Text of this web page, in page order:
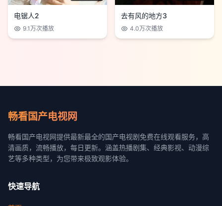
电锯人2
9.1万次播放
去有风的地方3
4.0万次播放
畅看国产电视网
畅看国产电视网提供最新最全的国产电视剧免费在线观看服务，高
清画质，流畅播放，每日更新。涵盖热播剧集、经典影视、动漫综
艺等多种类型，为您带来极致观影体验。
快速导航